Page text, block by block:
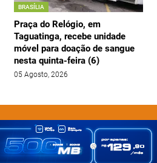
BRASÍLIA
Praça do Relógio, em
Taguatinga, recebe unidade
móvel para doação de sangue
nesta quinta-feira (6)
05 Agosto, 2026